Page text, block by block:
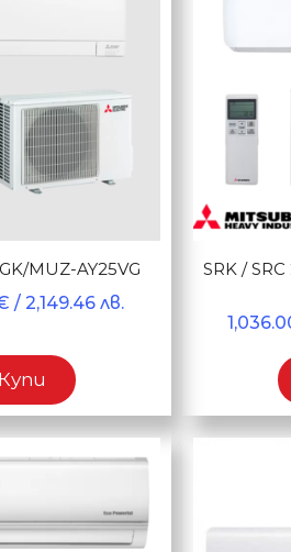
MUZ-AY25VG
/ 2,149.46 лв.
Купи
SRK /